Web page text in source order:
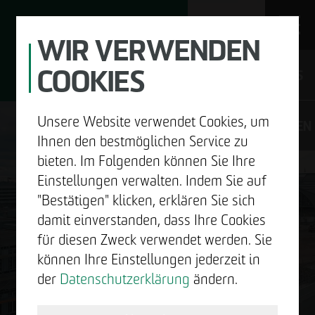
UNTERNEHMEN
ENTWICKELN
BAUEN
DE
GUTE
NACHRICHTEN.
WIR VERWENDEN
COOKIES
Unsere Website verwendet Cookies, um
Ihnen den bestmöglichen Service zu
bieten. Im Folgenden können Sie Ihre
Einstellungen verwalten. Indem Sie auf
"Bestätigen" klicken, erklären Sie sich
damit einverstanden, dass Ihre Cookies
für diesen Zweck verwendet werden. Sie
können Ihre Einstellungen jederzeit in
der Datenschutzerklärung ändern.